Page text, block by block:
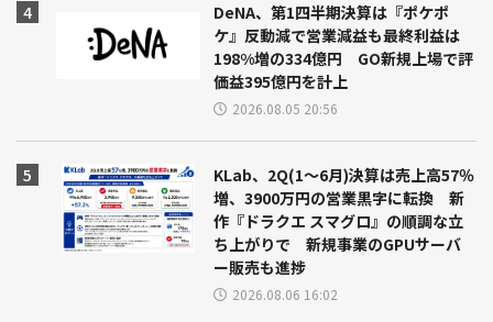
DeNA、第1四半期決算は『ポケポ
ケ』反動減で営業減益も最終利益は
198%増の334億円 GO新規上場で評
価益395億円を計上
2026.08.05 20:56
KLab、2Q(1～6月)決算は売上高57％
増、3900万円の営業黒字に転換 新
作『ドラクエ スマグロ』の順調な立
ち上がりで 新規事業のGPUサーバ
ー販売も進捗
2026.08.06 16:02